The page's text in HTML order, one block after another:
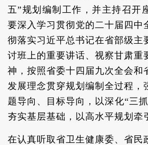
五”规划编制工作，并主持召开
要深入学习贯彻党的二十届四中
彻落实习近平总书记在省部级主
讨班上的重要讲话、视察甘肃重
神，按照省委十四届九次全会和
发展理念贯穿规划编制全过程，
题导向、目标导向，以深化“三
夯实基层基础，以高水平规划牵
在认真听取省卫生健康委、省民